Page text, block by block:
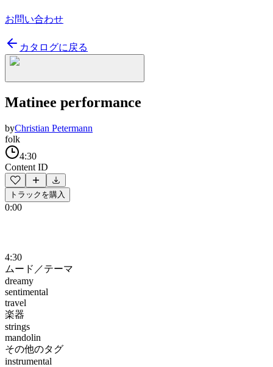
お問い合わせ
カタログに戻る
Matinee performance
byChristian Petermann
folk
4:30
Content ID
トラックを購入
0:00
4:30
ムード／テーマ
dreamy
sentimental
travel
楽器
strings
mandolin
その他のタグ
instrumental